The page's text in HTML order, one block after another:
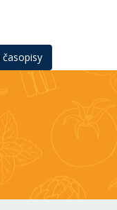
časopisy